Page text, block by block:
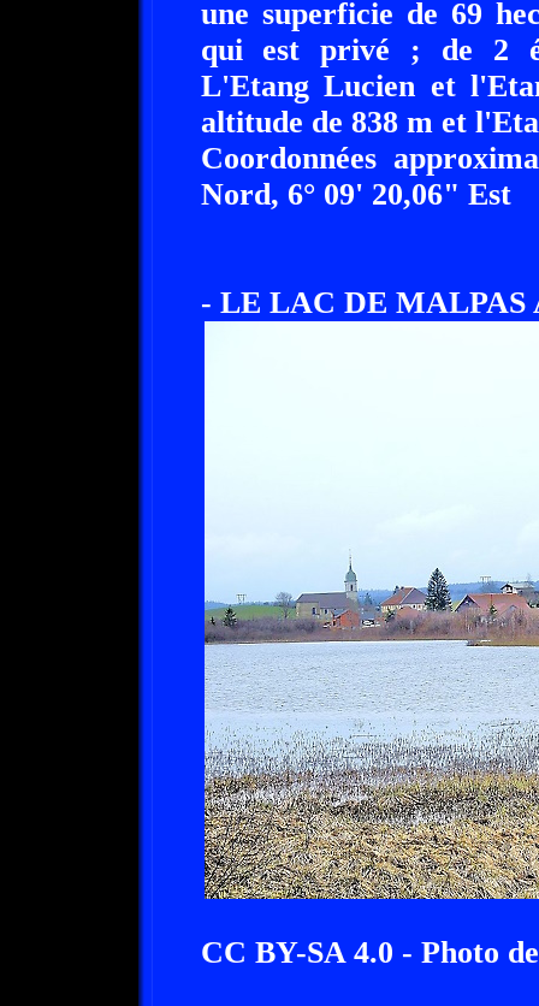
une superficie de 69
qui est privé ; de 2
L'Etang Lucien et
altitude de 838 m et
Coordonnées
Nord, 6° 09' 20,06" Est
- LE LAC DE MALPAS
CC BY-SA 4.0 - Photo